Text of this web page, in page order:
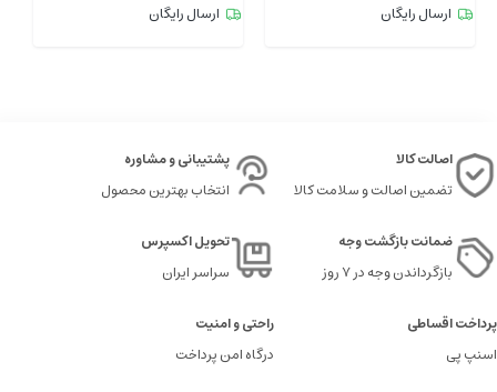
ارسال رایگان
ارسال رایگان
اصالت کالا
تضمین اصالت و سلامت کالا
پشتیبانی و مشاوره
انتخاب بهترین محصول
ضمانت بازگشت وجه
بازگرداندن وجه در ۷ روز
تحویل اکسپرس
سراسر ایران
پرداخت اقساطی
اسنپ پی
راحتی و امنیت
درگاه امن پرداخت